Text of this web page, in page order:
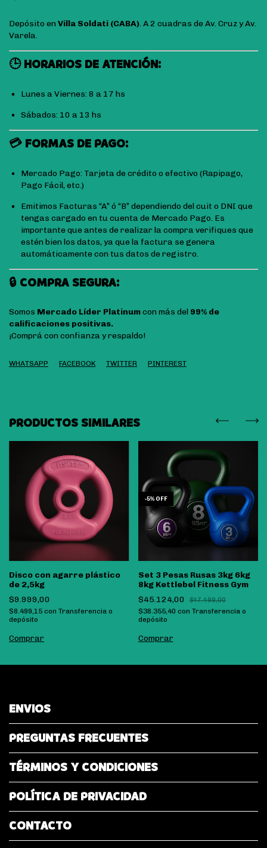
Depósito en Villa Soldati (CABA). A 2 cuadras de Av. Cruz y Av.
Varela.
🕒 HORARIOS DE ATENCIÓN:
Lunes a Viernes: 8 a 17 hs
Sábados: 10 a 13 hs
💳 FORMAS DE PAGO:
Mercado Pago: Tarjeta de crédito o efectivo (Rapipago,
Pago Fácil, etc.)
Emitimos Facturas “A” ó “B” dependiendo del cuit o DNI que
tengas cargado en tu cuenta de Mercado Pago. Es
importante que antes de realizar la compra verifiques que
estén bien los datos, ya que la factura se genera
automáticamente con tus datos de registro.
🔒 COMPRA SEGURA:
Somos Mercado Líder Platinumcon más del 99% de
calificaciones positivas.
¡Comprá con confianza y respaldo!
WHATSAPP FACEBOOK TWITTER PINTEREST
PRODUCTOS SIMILARES
Disco con agarre plástico
de 2,5kg
$9.999,00
$8.499,15 con Transferencia o
depósito
Comprar
-5% OFF
Set 3 Pesas Rusas 3kg 6kg
8kg Kettlebel Fitness Gym
$45.124,00
$47.499,00
$38.355,40 con Transferencia o
depósito
ENVIOS
PREGUNTAS FRECUENTES
TÉRMINOS Y CONDICIONES
POLÍTICA DE PRIVACIDAD
CONTACTO